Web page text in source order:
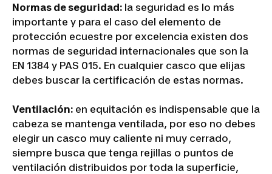
Normas de seguridad: la seguridad es lo más
importante y para el caso del elemento de
protección ecuestre por excelencia existen dos
normas de seguridad internacionales que son la
EN 1384 y PAS 015. En cualquier casco que elijas
debes buscar la certificación de estas normas.
Ventilación: en equitación es indispensable que la
cabeza se mantenga ventilada, por eso no debes
elegir un casco muy caliente ni muy cerrado,
siempre busca que tenga rejillas o puntos de
ventilación distribuidos por toda la superficie,